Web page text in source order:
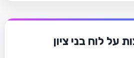
על לוח בני ציון